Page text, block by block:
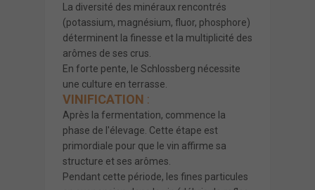
La diversité des minéraux rencontrés
(potassium, magnésium, fluor, phosphore)
déterminent la finesse et la multiplicité des
arômes de ses crus.
En forte pente, le Schlossberg nécessite
une culture en terrasse.
VINIFICATION :
Après la fermentation, commence la
phase de l'élevage. Cette étape est
primordiale pour que le vin affirme sa
structure et ses arômes.
Pendant cette période, les fines particules